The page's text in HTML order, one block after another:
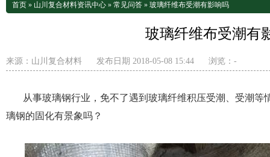
首页 » 山川复合材料资讯中心 » 常见问答 » 玻璃纤维布受潮有影响吗
玻璃纤维布受潮有
来源： 山川复合材料 发布日期 2018-05-08 15:44 浏览： -
从事玻璃钢行业，免不了遇到玻璃纤维积压受潮、受潮等
璃钢的固化有景象吗？